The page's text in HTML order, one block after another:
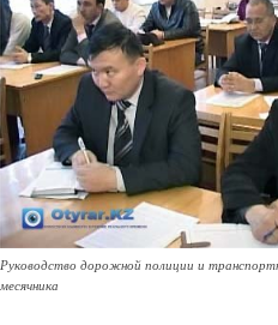
Руководство дорожной полиции и
месячника